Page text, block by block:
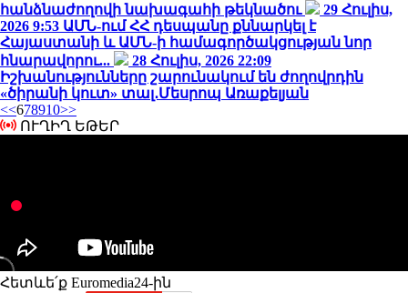
հանձնաժողովի նախագահի թեկնածու
29 Հուլիս,
2026 9:53 ԱՄՆ-ում ՀՀ դեսպանը քննարկել է
Հայաստանի և ԱՄՆ-ի համագործակցության նոր
հնարավորու...
28 Հուլիս, 2026 22:09
Իշխանությունները շարունակում են ժողովրդին
«ծիրանի կուտ» տալ․Մեսրոպ Առաքելյան
<<678910>>
ՈՒՂԻՂ ԵԹԵՐ
Հետևե՛ք Euromedia24-ին